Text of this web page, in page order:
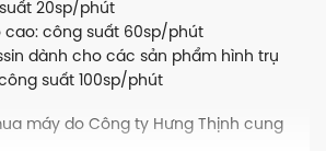
20sp/phút
cao: công suất 60sp/phút
dành cho các sản phẩm hình trụ
suất 100sp/phút
máy do Công ty Hưng Thịnh cung